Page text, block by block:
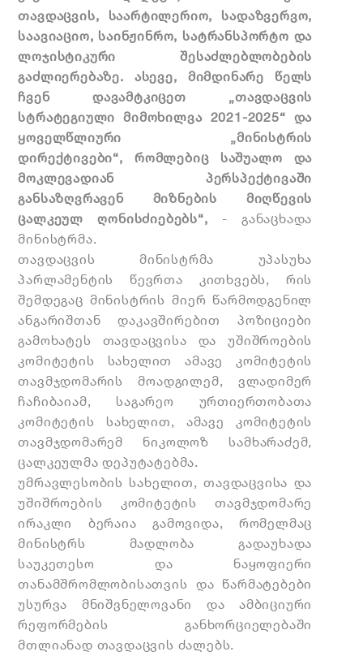
თავდაცვის, საარტილერიო, სადაზვერვო,
საავიაციო, საინჟინრო, სატრანსპორტო და
ლოჯისტიკური შესაძლებლობების
გაძლიერებაზე. ასევე, მიმდინარე წელს
ჩვენ დავამტკიცეთ „თავდაცვის
სტრატეგიული მიმოხილვა 2021-2025“ და
ყოველწლიური „მინისტრის
დირექტივები“, რომლებიც საშუალო და
მოკლევადიან პერსპექტივაში
განსაზღვრავენ მიზნების მიღწევის
ცალკეულ ღონისძიებებს“, - განაცხადა
მინისტრმა.
თავდაცვის მინისტრმა უპასუხა
პარლამენტის წევრთა კითხვებს, რის
შემდეგაც მინისტრის მიერ წარმოდგენილ
ანგარიშთან დაკავშირებით პოზიციები
გამოხატეს თავდაცვისა და უშიშროების
კომიტეტის სახელით ამავე კომიტეტის
თავმჯდომარის მოადგილემ, ვლადიმერ
ჩაჩიბაიამ, საგარეო ურთიერთობათა
კომიტეტის სახელით, ამავე კომიტეტის
თავმჯდომარემ ნიკოლოზ სამხარაძემ,
ცალკეულმა დეპუტატებმა.
უმრავლესობის სახელით, თავდაცვისა და
უშიშროების კომიტეტის თავმჯდომარე
ირაკლი ბერაია გამოვიდა, რომელმაც
მინისტრს მადლობა გადაუხადა
საუკეთესო და ნაყოფიერი
თანამშრომლობისათვის და წარმატებები
უსურვა მნიშვნელოვანი და ამბიციური
რეფორმების განხორციელებაში
მთლიანად თავდაცვის ძალებს.